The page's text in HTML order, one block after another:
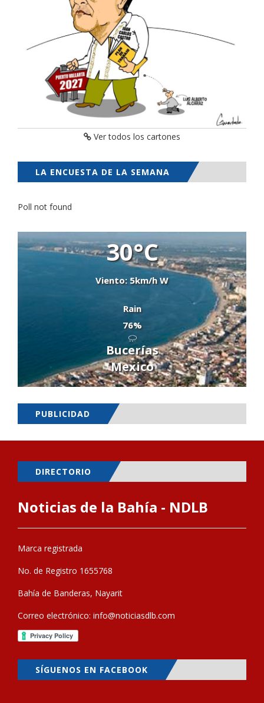
Ver todos los cartones
LA ENCUESTA DE LA SEMANA
Poll not found
30°C
Viento: 5km/h W
Rain
76%
Bucerías
Mexico
PUBLICIDAD
DIRECTORIO
Noticias de la Bahía - NDLB
Marca registrada
No. de Registro 1655768
Bahía de Banderas, Nayarit
Correo electrónico: info@noticiasdlb.com
SÍGUENOS EN FACEBOOK